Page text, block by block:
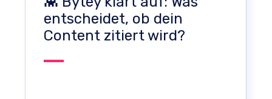
entscheidet, ob dein
Content zitiert wird?